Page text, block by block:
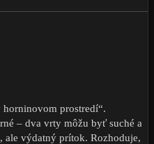
prostredí“.
– dva vrty môžu byť suché a
výdatný prítok. Rozhoduje,